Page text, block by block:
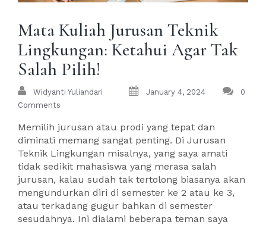
Mata Kuliah Jurusan Teknik
Lingkungan: Ketahui Agar Tak
Salah Pilih!
Widyanti Yuliandari January 4, 2024
0
Comments
Memilih jurusan atau prodi yang tepat dan
diminati memang sangat penting. Di Jurusan
Teknik Lingkungan misalnya, yang saya amati
tidak sedikit mahasiswa yang merasa salah
jurusan, kalau sudah tak tertolong biasanya akan
mengundurkan diri di semester ke 2 atau ke 3,
atau terkadang gugur bahkan di semester
sesudahnya. Ini dialami beberapa teman saya